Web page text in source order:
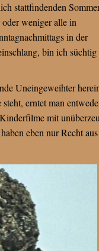
stattfindenden
weniger alle in
in der
bin ich süchtig
Uneingeweihter
erntet man
mit
eben nur Recht